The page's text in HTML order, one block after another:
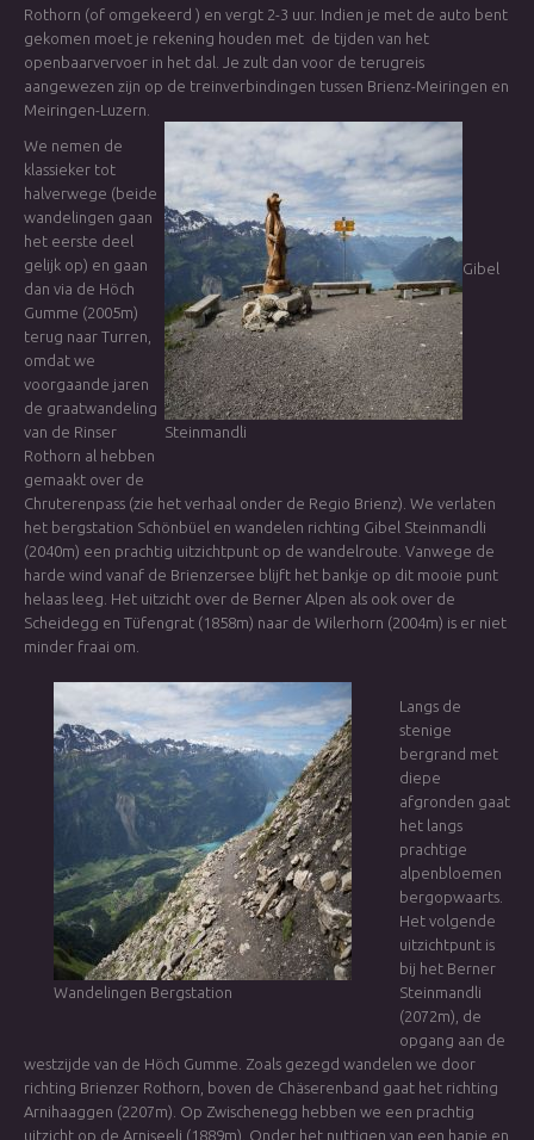
Rothorn (of omgekeerd ) en vergt 2-3 uur. Indien je met de auto bent
gekomen moet je rekening houden met de tijden van het
openbaarvervoer in het dal. Je zult dan voor de terugreis
aangewezen zijn op de treinverbindingen tussen Brienz-Meiringen en
Meiringen-Luzern.
Gibel
Steinmandli
We nemen de
klassieker tot
halverwege (beide
wandelingen gaan
het eerste deel
gelijk op) en gaan
dan via de Höch
Gumme (2005m)
terug naar Turren,
omdat we
voorgaande jaren
de graatwandeling
van de Rinser
Rothorn al hebben
gemaakt over de
Chruterenpass (zie het verhaal onder de Regio Brienz). We verlaten
het bergstation Schönbüel en wandelen richting Gibel Steinmandli
(2040m) een prachtig uitzichtpunt op de wandelroute. Vanwege de
harde wind vanaf de Brienzersee blijft het bankje op dit mooie punt
helaas leeg. Het uitzicht over de Berner Alpen als ook over de
Scheidegg en Tüfengrat (1858m) naar de Wilerhorn (2004m) is er niet
minder fraai om.
Wandelingen Bergstation
Langs de
stenige
bergrand met
diepe
afgronden gaat
het langs
prachtige
alpenbloemen
bergopwaarts.
Het volgende
uitzichtpunt is
bij het Berner
Steinmandli
(2072m), de
opgang aan de
westzijde van de Höch Gumme. Zoals gezegd wandelen we door
richting Brienzer Rothorn, boven de Chäserenband gaat het richting
Arnihaaggen (2207m). Op Zwischenegg hebben we een prachtig
uitzicht op de Arniseeli (1889m). Onder het nuttigen van een hapje en